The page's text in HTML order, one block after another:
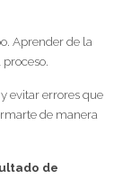
Aprender de la
evitar errores que
de manera
de